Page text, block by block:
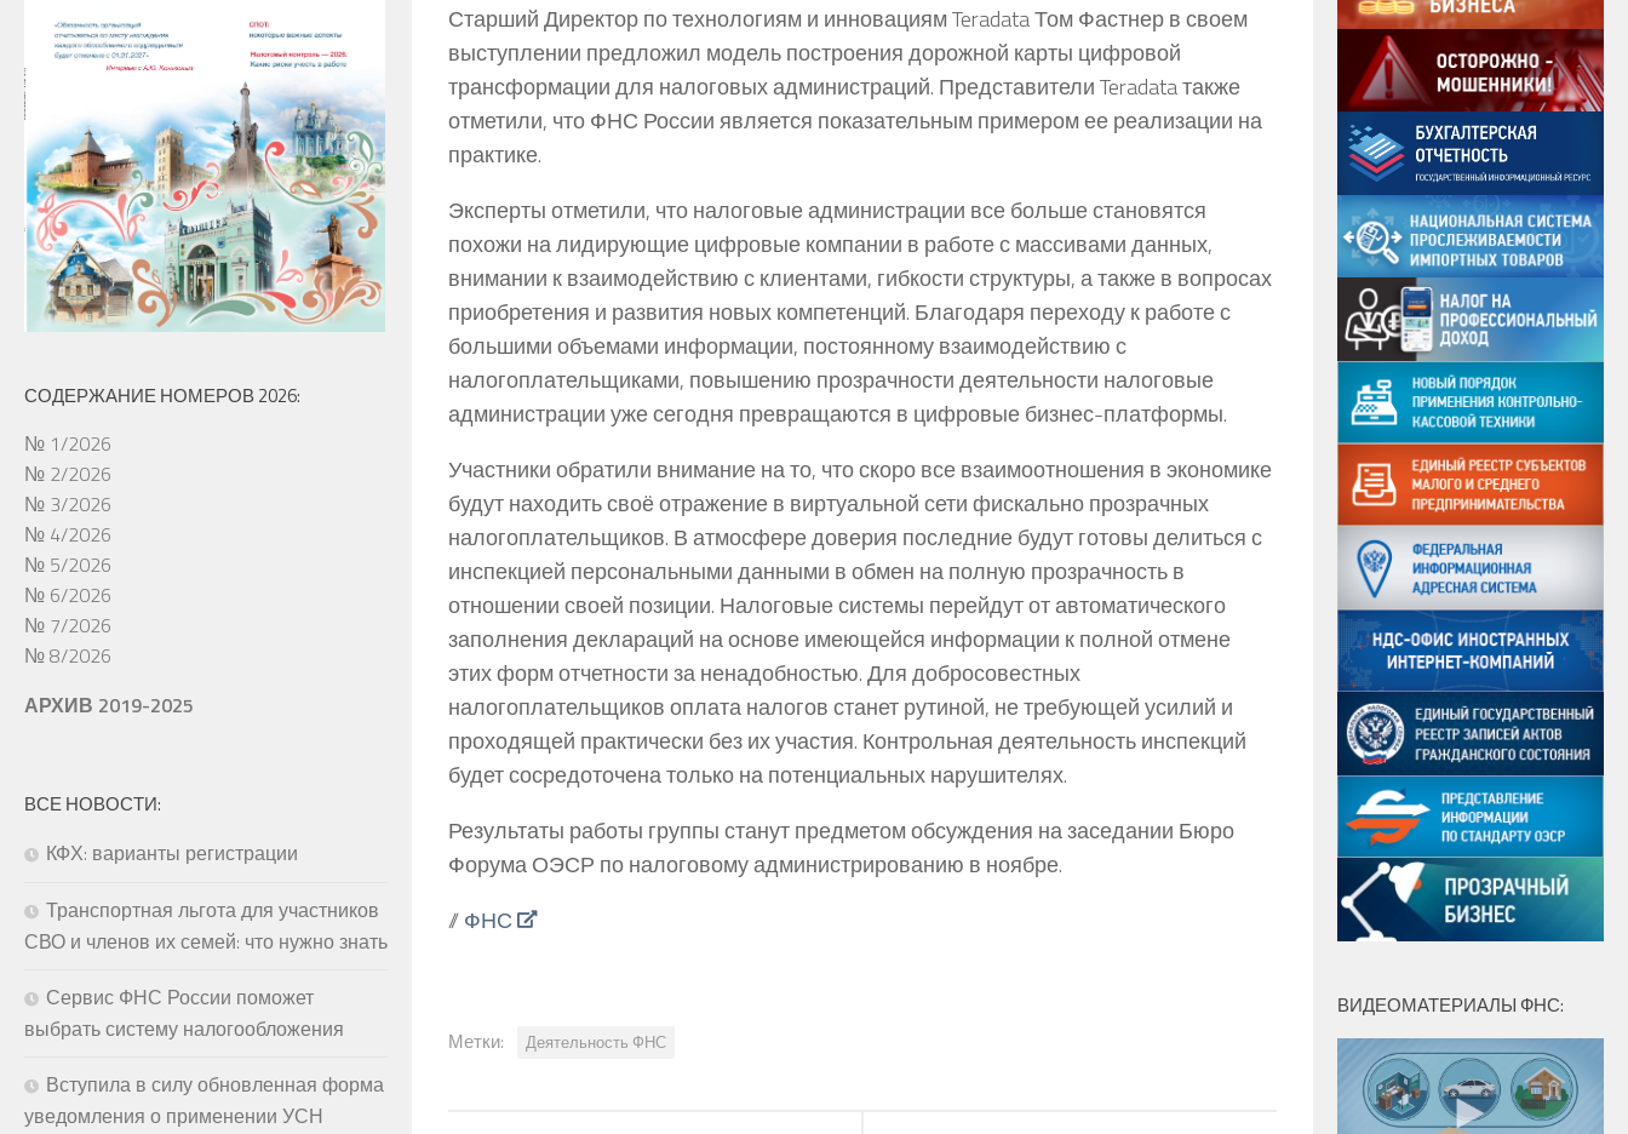
Старший Директор по технологиям и инновациям Teradata Том Фастнер в своем
выступлении предложил модель построения дорожной карты цифровой
трансформации для налоговых администраций. Представители Teradata также
отметили, что ФНС России является показательным примером ее реализации на
практике.
Эксперты отметили, что налоговые администрации все больше становятся
похожи на лидирующие цифровые компании в работе с массивами данных,
внимании к взаимодействию с клиентами, гибкости структуры, а также в вопросах
приобретения и развития новых компетенций. Благодаря переходу к работе с
большими объемами информации, постоянному взаимодействию с
налогоплательщиками, повышению прозрачности деятельности налоговые
администрации уже сегодня превращаются в цифровые бизнес-платформы.
Участники обратили внимание на то, что скоро все взаимоотношения в экономике
будут находить своё отражение в виртуальной сети фискально прозрачных
налогоплательщиков. В атмосфере доверия последние будут готовы делиться с
инспекцией персональными данными в обмен на полную прозрачность в
отношении своей позиции. Налоговые системы перейдут от автоматического
заполнения деклараций на основе имеющейся информации к полной отмене
этих форм отчетности за ненадобностью. Для добросовестных
налогоплательщиков оплата налогов станет рутиной, не требующей усилий и
проходящей практически без их участия. Контрольная деятельность инспекций
будет сосредоточена только на потенциальных нарушителях.
Результаты работы группы станут предметом обсуждения на заседании Бюро
Форума ОЭСР по налоговому администрированию в ноябре.
//ФНС
Метки: Деятельность ФНС
СОДЕРЖАНИЕ НОМЕРОВ 2026:
№ 1/2026
№ 2/2026
№ 3/2026
№ 4/2026
№ 5/2026
№ 6/2026
№ 7/2026
№ 8/2026
АРХИВ 2019-2025
ВСЕ НОВОСТИ:
КФХ: варианты регистрации
Транспортная льгота для участников
СВО и членов их семей: что нужно знать
Сервис ФНС России поможет
выбрать систему налогообложения
Вступила в силу обновленная форма
уведомления о применении УСН
ВИДЕОМАТЕРИАЛЫ ФНС: